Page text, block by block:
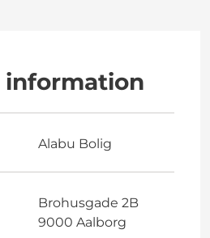
information
Alabu Bolig
Brohusgade 2B
9000 Aalborg